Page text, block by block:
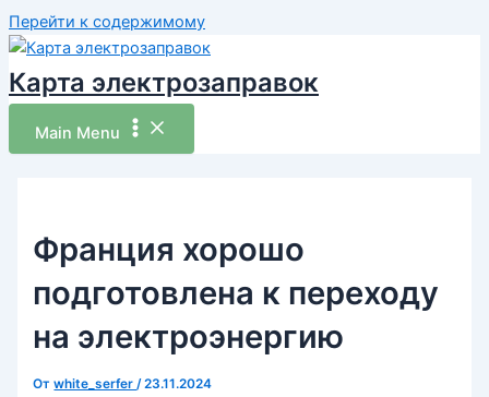
Перейти к содержимому
Карта электрозаправок
Main Menu
Франция хорошо
подготовлена ​​к переходу
на электроэнергию
Отwhite_serfer/23.11.2024